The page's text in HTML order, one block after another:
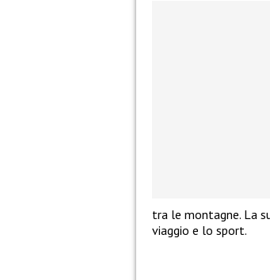
tra le montagne. La
viaggio e lo sport.